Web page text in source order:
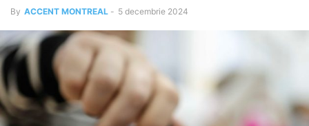
By ACCENT MONTREAL - 5 decembrie 2024